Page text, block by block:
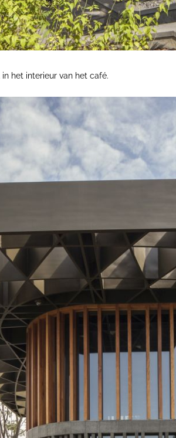
het interieur van het café.